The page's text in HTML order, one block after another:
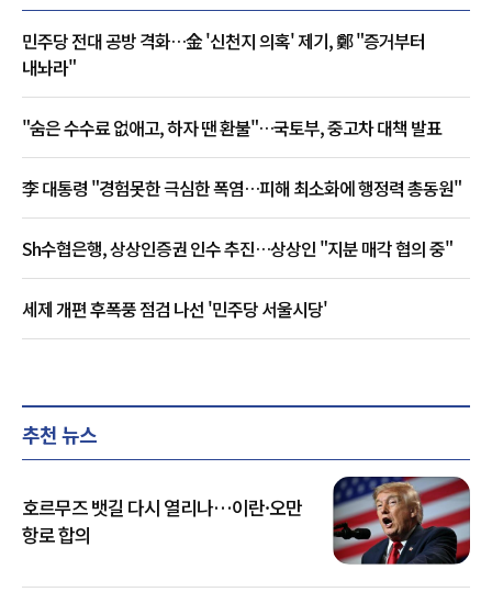
민주당 전대 공방 격화…金 '신천지 의혹' 제기, 鄭 "증거부터
내놔라"
"숨은 수수료 없애고, 하자 땐 환불"…국토부, 중고차 대책 발표
李 대통령 "경험못한 극심한 폭염…피해 최소화에 행정력 총동원"
Sh수협은행, 상상인증권 인수 추진…상상인 "지분 매각 협의 중"
세제 개편 후폭풍 점검 나선 '민주당 서울시당'
추천 뉴스
호르무즈 뱃길 다시 열리나…이란·오만
항로 합의